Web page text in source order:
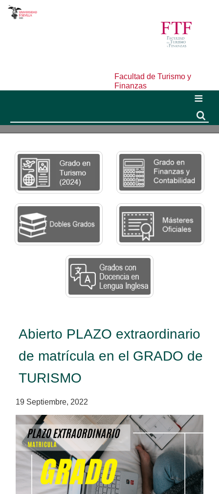
Facultad de Turismo y
Finanzas
Abierto PLAZO extraordinario
de matrícula en el GRADO de
TURISMO
19 Septiembre, 2022